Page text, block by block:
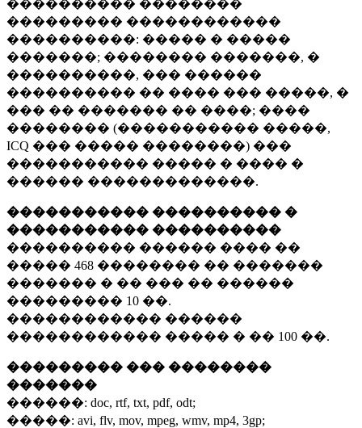
���������� ��������
��������� ������������
����������: ����� � �����
�������; �������� �������, �
����������, ��� ������
���������� �� ���� ��� �����, �
��� �� ������� �� ����; ����
�������� (����������� �����,
ICQ ��� ����� ��������) ���
����������� ����� � ���� �
������ �������������.
����������� ���������� �
����������� ����������
���������� ������ ���� ��
����� 468 �������� �� �������
������� � �� ��� �� ������
��������� 10 ��.
������������ ������
������������ ����� � �� 100 ��.
��������� ��� ��������
�������
������: doc, rtf, txt, pdf, odt;
�����: avi, flv, mov, mpeg, wmv, mp4, 3gp;